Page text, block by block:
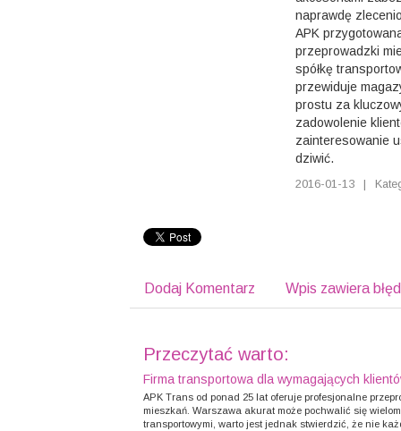
naprawdę
APK
przeprowadzki
spółkę
przewiduje
prostu za
zadowolenie
zainteresowanie
dziwić.
2016-01-13 |
Dodaj Komentarz Wpis zawiera
Przeczytać warto:
Firma transportowa dla wymagających
APK Trans od ponad 25 lat oferuje profesjonalne
mieszkań. Warszawa akurat może pochwalić się
transportowymi, warto jest jednak stwierdzić, że nie